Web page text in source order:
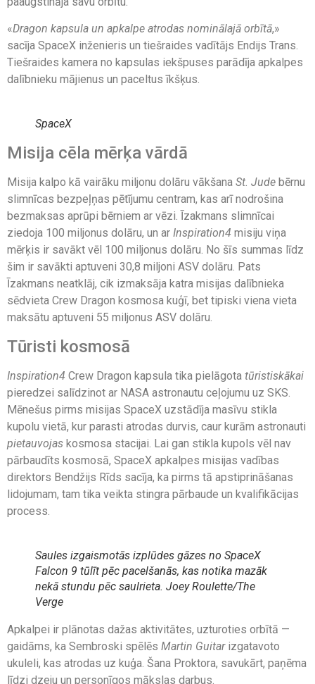
«Dragon kapsula un apkalpe atrodas nominālajā orbītā,»
sacīja SpaceX inženieris un tiešraides vadītājs Endijs Trans.
Tiešraides kamera no kapsulas iekšpuses parādīja apkalpes
dalībnieku mājienus un paceltus īkšķus.
SpaceX
Misija cēla mērķa vārdā
Misija kalpo kā vairāku miljonu dolāru vākšana St. Jude bērnu
slimnīcas bezpeļņas pētījumu centram, kas arī nodrošina
bezmaksas aprūpi bērniem ar vēzi. Īzakmans slimnīcai
ziedoja 100 miljonus dolāru, un ar Inspiration4 misiju viņa
mērķis ir savākt vēl 100 miljonus dolāru. No šīs summas līdz
šim ir savākti aptuveni 30,8 miljoni ASV dolāru. Pats
Īzakmans neatklāj, cik izmaksāja katra misijas dalībnieka
sēdvieta Crew Dragon kosmosa kuģī, bet tipiski viena vieta
maksātu aptuveni 55 miljonus ASV dolāru.
Tūristi kosmosā
Inspiration4 Crew Dragon kapsula tika pielāgota tūristiskākai
pieredzei salīdzinot ar NASA astronautu ceļojumu uz SKS.
Mēnešus pirms misijas SpaceX uzstādīja masīvu stikla
kupolu vietā, kur parasti atrodas durvis, caur kurām astronauti
pietauvojas kosmosa stacijai. Lai gan stikla kupols vēl nav
pārbaudīts kosmosā, SpaceX apkalpes misijas vadības
direktors Bendžijs Rīds sacīja, ka pirms tā apstiprināšanas
lidojumam, tam tika veikta stingra pārbaude un kvalifikācijas
process.
Saules izgaismotās izplūdes gāzes no SpaceX
Falcon 9 tūlīt pēc pacelšanās, kas notika mazāk
nekā stundu pēc saulrieta. Joey Roulette/The
Verge
Apkalpei ir plānotas dažas aktivitātes, uzturoties orbītā —
gaidāms, ka Sembroski spēlēs Martin Guitarizgatavoto
ukuleli, kas atrodas uz kuģa. Šana Proktora, savukārt, paņēma
līdzi dzeju un personīgos mākslas darbus.